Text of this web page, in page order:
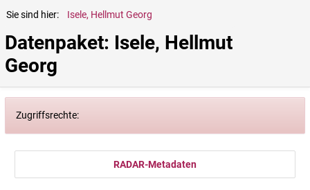
Sie sind hier: Isele, Hellmut Georg
Datenpaket: Isele, Hellmut
Georg
Zugriffsrechte:
RADAR-Metadaten